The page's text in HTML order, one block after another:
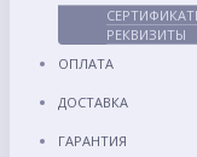
РЕКВИЗИТЫ
ОПЛАТА
ДОСТАВКА
ГАРАНТИЯ